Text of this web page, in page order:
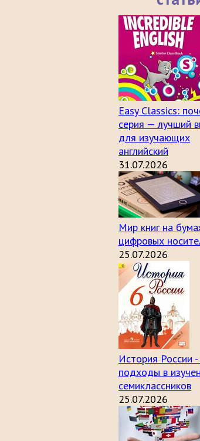
Easy Classics:
серия — лучший
для изучающих
английский
31.07.2026
Мир книг на
цифровых
25.07.2026
История России
подходы в
семиклассников
25.07.2026